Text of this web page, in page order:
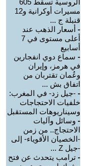
الروسية تسقط 605
مسيرات أوكرانية و12
قنبلة ج ...
- أسعار الذهب عند
أعلى مستوى في 7
أسابيع
- سماع دوي انفجارين
في هرمز، وإيران
وعُمان تقتربان من
اتفاق بش ...
- -جيل زد- في المغرب:
خلفيات الاحتجاجات
وسيناريوهات المستقبل
- وسائل وآليات
الاحتجاج.. من زمن
-الخصيان الأقوياء- إلى
-جيل Z ...
- ترامب يتحدث عن فتح